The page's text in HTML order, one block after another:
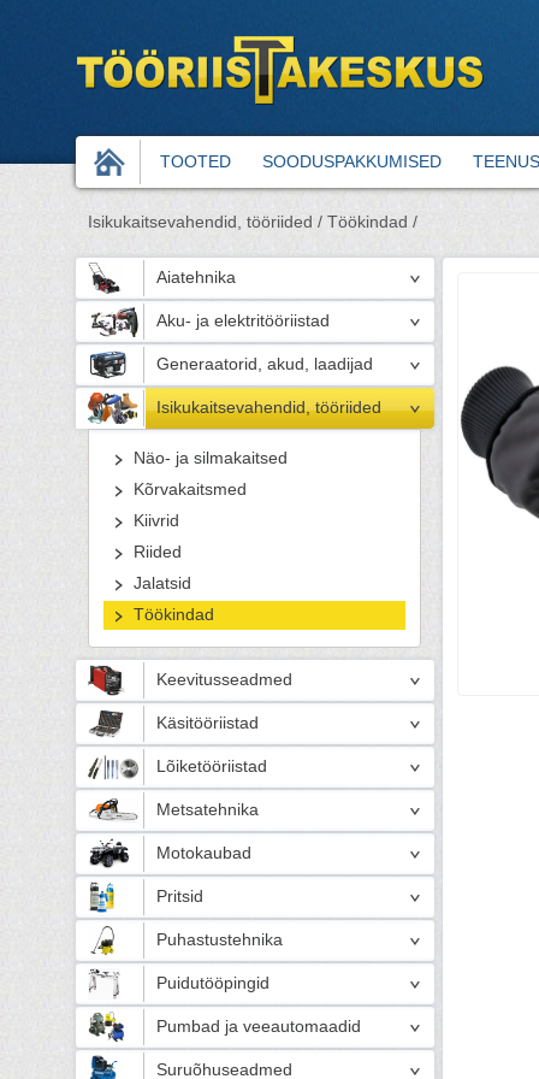
TOOTED SOODUSPAKKUMISED
Isikukaitsevahendid, tööriided / Töökindad /
Aiatehnika
Aku- ja elektritööriistad
Generaatorid, akud, laadijad
Isikukaitsevahendid, tööriided
Näo- ja silmakaitsed
Kõrvakaitsmed
Kiivrid
Riided
Jalatsid
Töökindad
Keevitusseadmed
Käsitööriistad
Lõiketööriistad
Metsatehnika
Motokaubad
Pritsid
Puhastustehnika
Puidutööpingid
Pumbad ja veeautomaadid
Suruõhuseadmed